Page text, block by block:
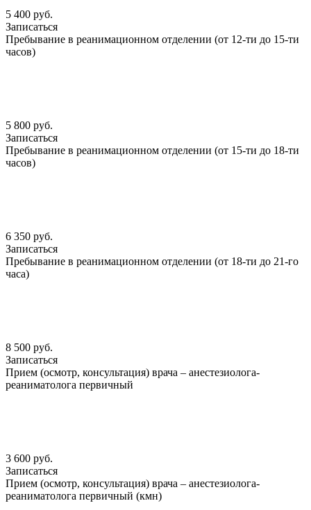
5 400 руб.
Записаться
Пребывание в реанимационном отделении (от 12-ти до 15-ти
часов)
5 800 руб.
Записаться
Пребывание в реанимационном отделении (от 15-ти до 18-ти
часов)
6 350 руб.
Записаться
Пребывание в реанимационном отделении (от 18-ти до 21-го
часа)
8 500 руб.
Записаться
Прием (осмотр, консультация) врача – анестезиолога-
реаниматолога первичный
3 600 руб.
Записаться
Прием (осмотр, консультация) врача – анестезиолога-
реаниматолога первичный (кмн)